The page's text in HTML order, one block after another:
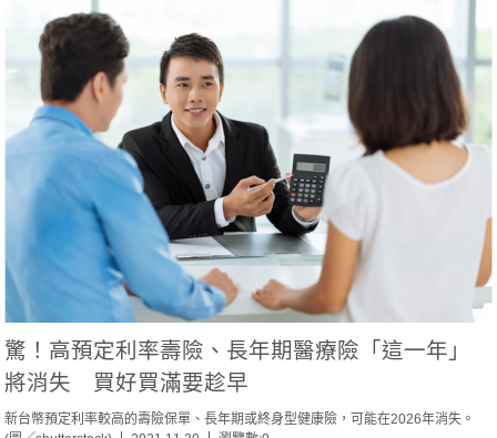
驚！高預定利率壽險、長年期醫療險「這一年」
將消失 買好買滿要趁早
新台幣預定利率較高的壽險保單、長年期或終身型健康險，可能在2026年消失。